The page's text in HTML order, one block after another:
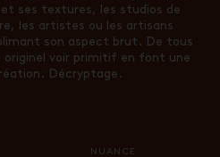
ses textures, les studios de
les artistes ou les artisans
son aspect brut. De tous
originel voir primitif en font une
Décryptage.
NUANCE